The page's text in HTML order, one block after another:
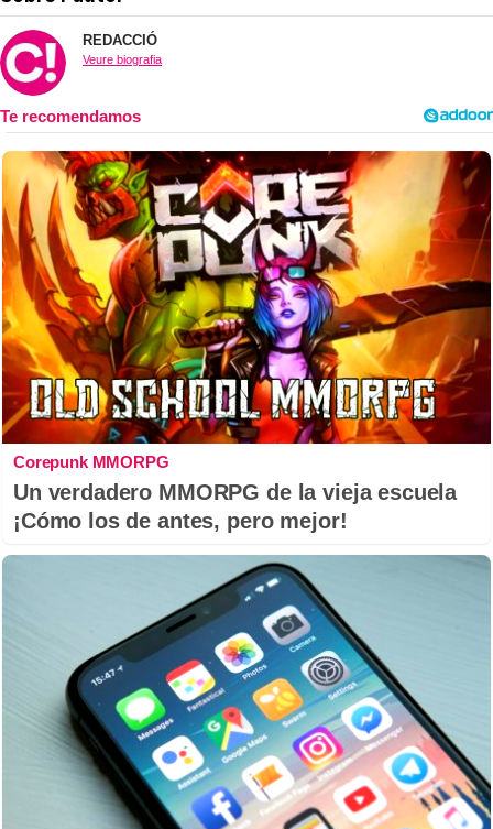
REDACCIÓ
Veure biografia
Corepunk MMORPG
Un verdadero MMORPG de la vieja escuela
¡Cómo los de antes, pero mejor!